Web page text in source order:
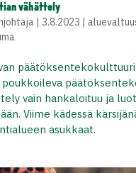
vähättely
| 3.8.2023 |
vain hankaloituu ja
Viime kädessä
asukkaat.